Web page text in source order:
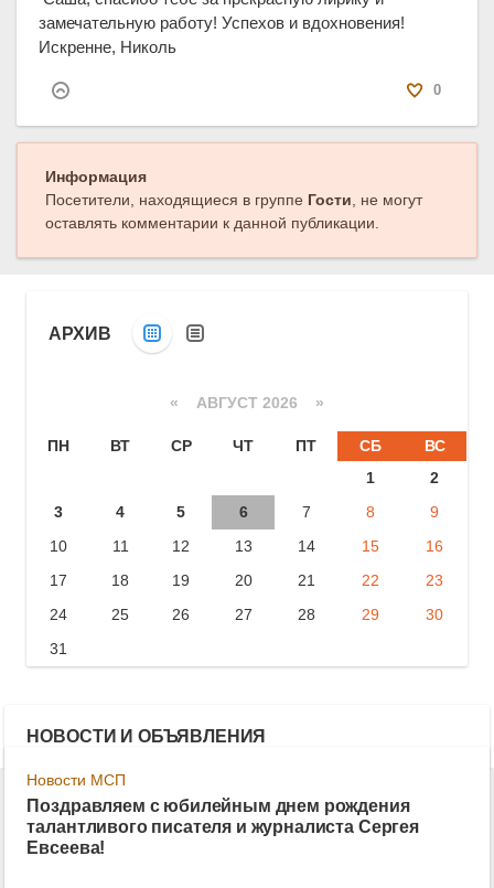
0
замечательную работу! Успехов и вдохновения!
Искренне, Николь
Информация
Посетители, находящиеся в группе Гости, не могут
оставлять комментарии к данной публикации.
АРХИВ
« АВГУСТ 2026 »
ПН ВТ СР ЧТ ПТ СБ
ВС
1
2
3
4 5 6 7 8
9
10
11 12 13 14 15
16
17
18 19 20 21 22
23
24
25 26 27 28 29
30
31
НОВОСТИ И ОБЪЯВЛЕНИЯ
Новости МСП
Поздравляем с юбилейным днем рождения
талантливого писателя и журналиста Сергея
Евсеева!